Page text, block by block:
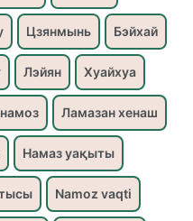
Цзянмынь Бэйхай
Лэйян Хуайхуа
Ламазан хенаш
Намаз уақыты
Namoz vaqti